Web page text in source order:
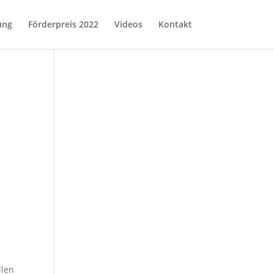
Förderpreis 2022 Videos Kontakt